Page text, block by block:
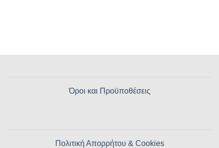
Όροι και Προϋποθέσεις
Πολιτική Απορρήτου & Cookies